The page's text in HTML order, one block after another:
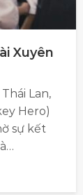
Xuyên
Lan,
Hero)
sự kết